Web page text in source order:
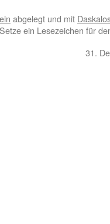
abgelegt und mit
ein Lesezeichen für
31.